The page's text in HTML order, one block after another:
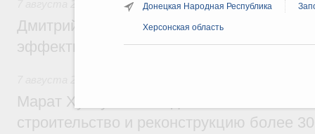
Донецкая Народная Республика
Херсонская область
Развитие сельских территорий
Дмитрий Патрушев: Синхронизация
эффективность поддержки сельских
Марат Хуснуллин: «Единый заказчик»
строительство и реконструкцию более